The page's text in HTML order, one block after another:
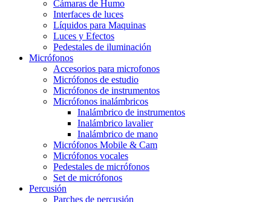
Cámaras de Humo
Interfaces de luces
Líquidos para Maquinas
Luces y Efectos
Pedestales de iluminación
Micrófonos
Accesorios para microfonos
Micrófonos de estudio
Micrófonos de instrumentos
Micrófonos inalámbricos
Inalámbrico de instrumentos
Inalámbrico lavalier
Inalámbrico de mano
Micrófonos Mobile & Cam
Micrófonos vocales
Pedestales de micrófonos
Set de micrófonos
Percusión
Parches de percusión